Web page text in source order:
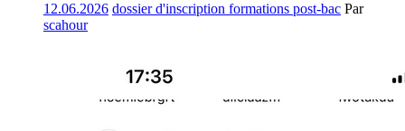
12.06.2026 dossier d'inscription formations post-bac Par
scahour